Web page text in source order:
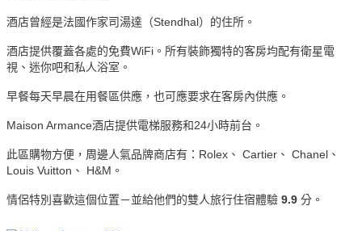
酒店曾經是法國作家司湯達（Stendhal）的住所。
酒店提供覆蓋各處的免費WiFi。所有裝飾獨特的客房均配有衛星電
視、迷你吧和私人浴室。
早餐每天早晨在用餐區供應，也可應要求在客房內供應。
Maison Armance酒店提供電梯服務和24小時前台。
此區購物方便，周邊人氣品牌商店有：Rolex、 Cartier、 Chanel、
Louis Vuitton、 H&M。
情侶特別喜歡這個位置－並給他們的雙人旅行住宿體驗 9.9 分。